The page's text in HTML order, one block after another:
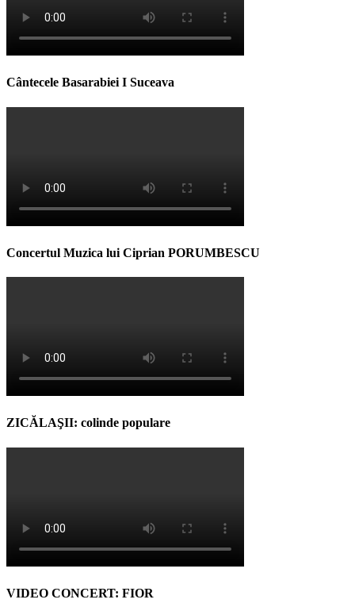
Cântecele Basarabiei I Suceava
Concertul Muzica lui Ciprian PORUMBESCU
ZICĂLAŞII: colinde populare
VIDEO CONCERT: FIOR